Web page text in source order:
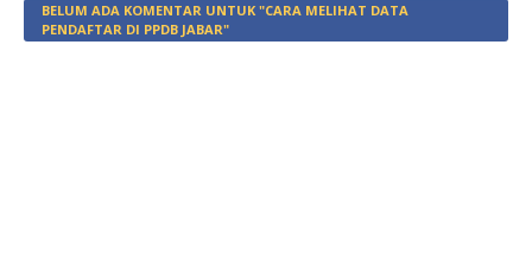
BELUM ADA KOMENTAR UNTUK "CARA MELIHAT DATA
PENDAFTAR DI PPDB JABAR"